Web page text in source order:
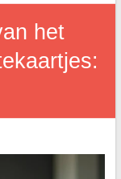
het